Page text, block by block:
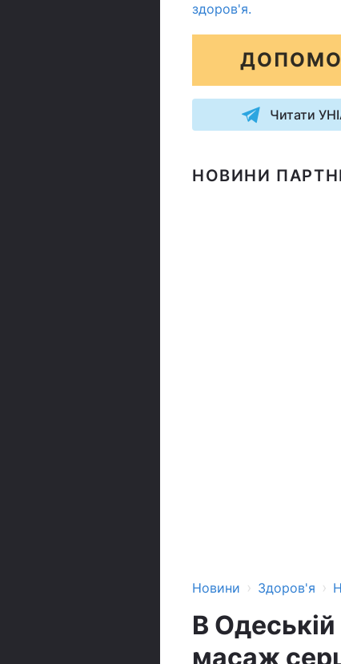
здоров'я.
Читати
НОВИНИ
Новини › Здоров'я ›
В
масаж